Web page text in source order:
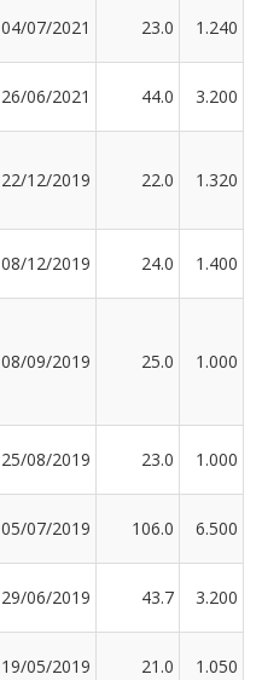
04/07/2021 23.0 1.240
26/06/2021 44.0 3.200
22/12/2019 22.0 1.320
08/12/2019 24.0 1.400
08/09/2019 25.0 1.000
25/08/2019 23.0 1.000
05/07/2019 106.0 6.500
29/06/2019 43.7 3.200
19/05/2019 21.0 1.050